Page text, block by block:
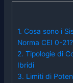
1. Cosa sono i
Norma CEI 0-21?
2. Tipologie di
Ibridi
3. Limiti di